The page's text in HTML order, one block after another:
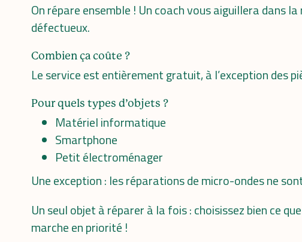
On répare ensemble ! Un coach vous aiguillera dans
défectueux.
Combien ça coûte ?
Le service est entièrement gratuit, à l’exception des
Pour quels types d’objets ?
Matériel informatique
Smartphone
Petit électroménager
Une exception : les réparations de micro-ondes ne
Un seul objet à réparer à la fois : choisissez bien ce
marche en priorité !